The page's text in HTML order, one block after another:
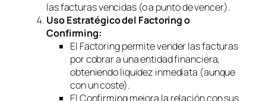
las facturas vencidas (o a punto de vencer).
Uso Estratégico del Factoringo
Confirming:
El Factoringpermite vender las facturas
por cobrar a una entidad financiera,
obteniendo liquidez inmediata (aunque
con un coste).
ElConfirmingmejora la relación con sus